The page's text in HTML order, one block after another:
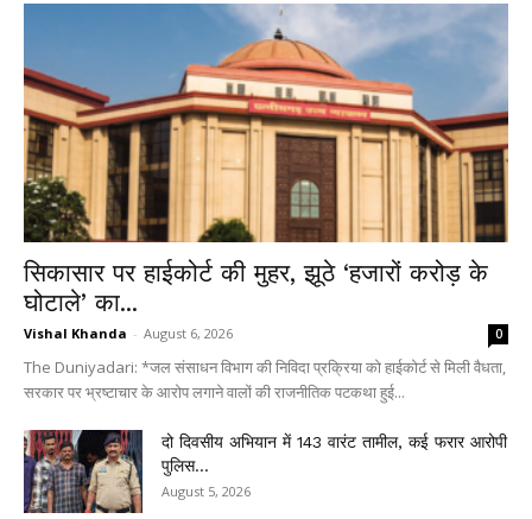
सिकासार पर हाईकोर्ट की मुहर, झूठे ‘हजारों करोड़ के
घोटाले’ का...
Vishal Khanda - August 6, 2026 0
The Duniyadari: *जल संसाधन विभाग की निविदा प्रक्रिया को हाईकोर्ट से मिली वैधता,
सरकार पर भ्रष्टाचार के आरोप लगाने वालों की राजनीतिक पटकथा हुई...
दो दिवसीय अभियान में 143 वारंट तामील, कई फरार आरोपी
पुलिस...
August 5, 2026